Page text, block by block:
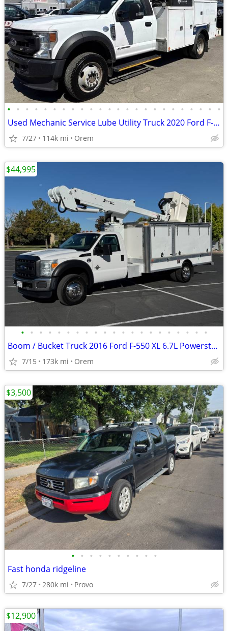
• • • • • • • • • • • • • • • • • • • • • • • •
Used Mechanic Service Lube Utility Truck 2020 Ford F-550 4x4 6.7L Powe
7/27 114k mi Orem
• • • • • • • • • • • • • • • • • • • • •
Boom / Bucket Truck 2016 Ford F-550 XL 6.7L Powerstroke Diesel Lamplig
7/15 173k mi Orem
$44,995
• • • • • • • • • •
Fast honda ridgeline
7/27 280k mi Provo
$3,500
$12,900